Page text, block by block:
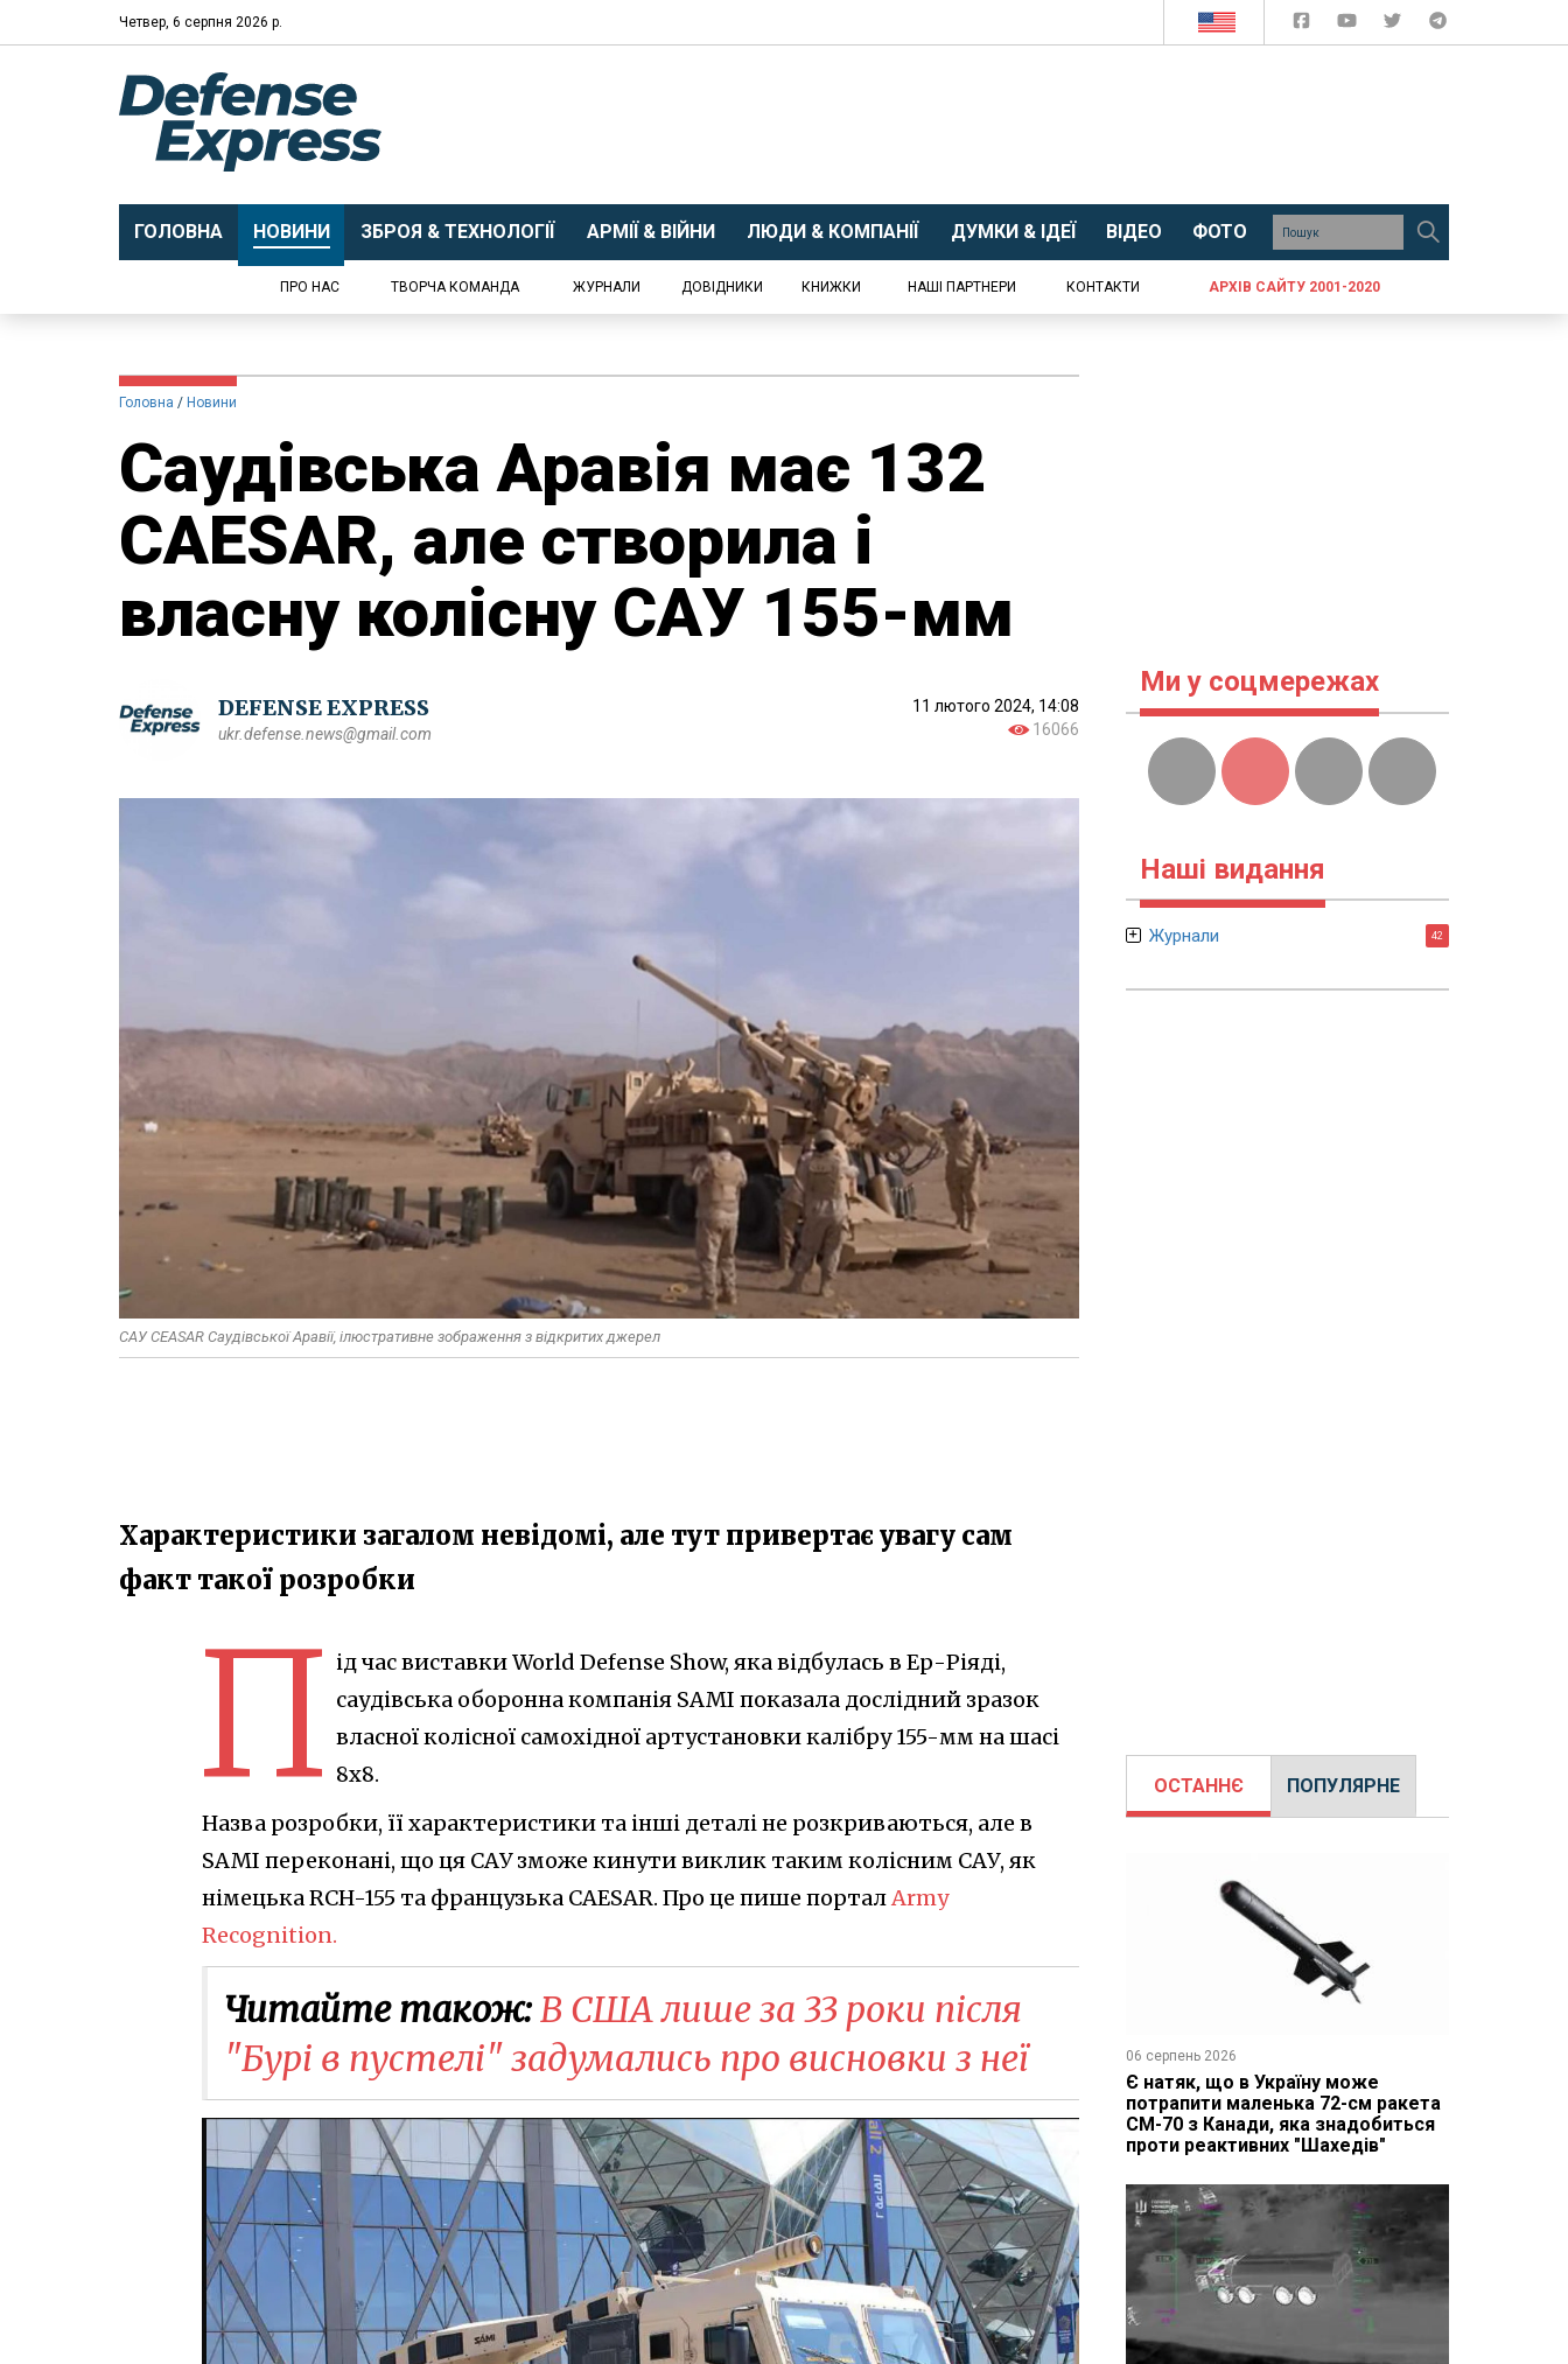
Четвер, 6 серпня 2026 р.
ГОЛОВНА НОВИНИ ЗБРОЯ & ТЕХНОЛОГІЇ АРМІЇ & ВІЙНИ ЛЮДИ & КОМПАНІЇ ДУМКИ & ІДЕЇ ВІДЕО ФОТО
ПРО НАС ТВОРЧА КОМАНДА ЖУРНАЛИ ДОВІДНИКИ КНИЖКИ НАШІ ПАРТНЕРИ КОНТАКТИ АРХІВ САЙТУ 2001-2020
Головна Новини
Саудівська Аравія має 132
CAESAR, але створила і
власну колісну САУ 155-мм
DEFENSE EXPRESS
ukr.defense.news@gmail.com
11 лютого 2024, 14:08
16066
САУ CEASAR Саудівської Аравії, ілюстративне зображення з відкритих джерел
Характеристики загалом невідомі, але тут привертає увагу сам
факт такої розробки
П ід час виставки World Defense Show, яка відбулась в Ер-Ріяді,
саудівська оборонна компанія SAMI показала дослідний зразок
власної колісної самохідної артустановки калібру 155-мм на шасі
8х8.
Назва розробки, її характеристики та інші деталі не розкриваються, але в
SAMI переконані, що ця САУ зможе кинути виклик таким колісним САУ, як
німецька RCH-155 та французька CAESAR. Про це пише портал Army
Recognition.
Читайте також:В США лише за 33 роки після
"Бурі в пустелі" задумались про висновки з неї
Ми у соцмережах
Наші видання
Журнали 42
ОСТАННЄ ПОПУЛЯРНЕ
06 серпень 2026
Є натяк, що в Україну може
потрапити маленька 72-см ракета
CM-70 з Канади, яка знадобиться
проти реактивних "Шахедів"